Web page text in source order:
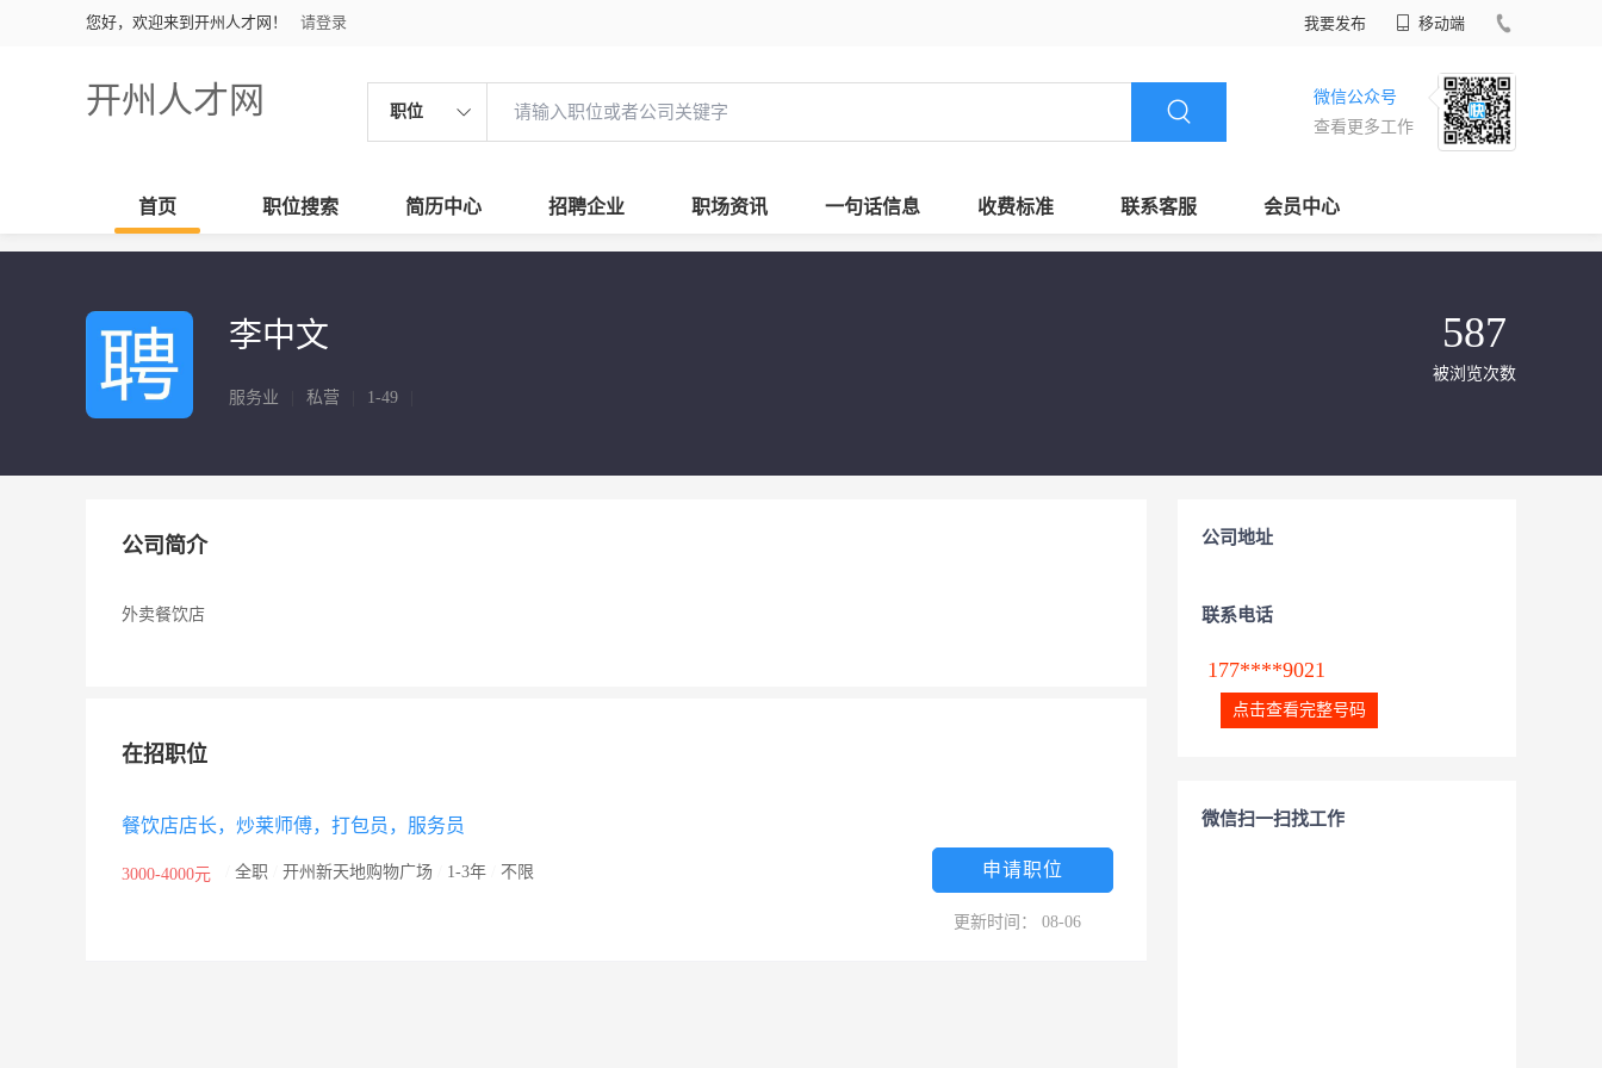
您好，欢迎来到开州人才网！ 请登录 我要发布 移动端
开州人才网 职位
微信公众号
查看更多工作
首页 职位搜索 简历中心 招聘企业 职场资讯 一句话信息 收费标准 联系客服 会员中心
李中文
服务业 私营 1-49
587
被浏览次数
公司简介
外卖餐饮店
在招职位
餐饮店店长，炒莱师傅，打包员，服务员
3000-4000元 全职 开州新天地购物广场 1-3年 不限 申请职位
更新时间： 08-06
公司地址
联系电话
177****9021
点击查看完整号码
微信扫一扫找工作